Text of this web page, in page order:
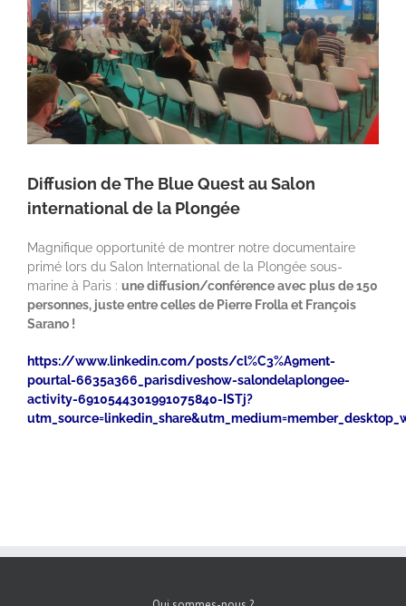
Diffusion de The Blue Quest au Salon
international de la Plongée
Magnifique opportunité de montrer notre documentaire
primé lors du Salon International de la Plongée sous-
marine à Paris : une diffusion/conférence avec plus de 150
personnes, juste entre celles de Pierre Frolla et François
Sarano !
https://www.linkedin.com/posts/cl%C3%A9ment-
pourtal-6635a366_parisdiveshow-salondelaplongee-
activity-6910544301991075840-ISTj?